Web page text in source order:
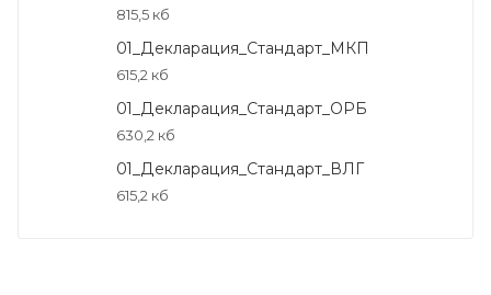
815,5 кб
01_Декларация_Стандарт_МКП
615,2 кб
01_Декларация_Стандарт_ОРБ
630,2 кб
01_Декларация_Стандарт_ВЛГ
615,2 кб